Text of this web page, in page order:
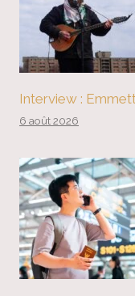
Interview :
6 août 2026